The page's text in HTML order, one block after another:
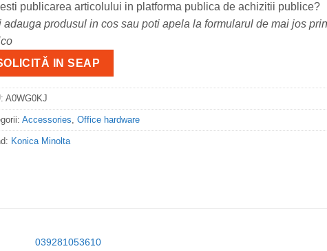
publicarea articolului in platforma publica de achizitii publice?
adauga produsul in cos sau poti apela la formularul de mai jos
IN SEAP
A0WG0KJ
Accessories Office hardware
Konica Minolta
039281053610